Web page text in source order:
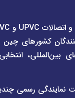
کشورهای
بین‌المللی،
نمایندگی رسمی